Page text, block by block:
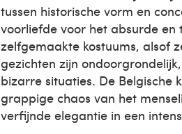
tussen historische vorm en
voorliefde voor het absurde en
zelfgemaakte kostuums, alsof
gezichten zijn
bizarre situaties. De Belgische
grappige chaos van het
verfijnde elegantie in een